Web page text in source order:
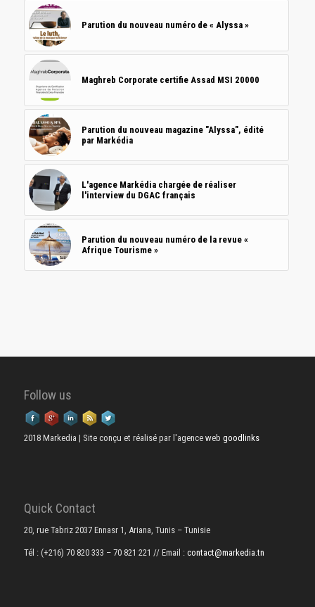
Parution du nouveau numéro de « Alyssa »
Maghreb Corporate certifie Assad MSI 20000
Parution du nouveau magazine "Alyssa", édité
par Markédia
L'agence Markédia chargée de réaliser
l'interview du DGAC français
Parution du nouveau numéro de la revue «
Afrique Tourisme »
Follow us
2018 Markedia | Site conçu et réalisé par l'agence web goodlinks
Quick Contact
20, rue Tabriz 2037 Ennasr 1, Ariana, Tunis – Tunisie
Tél : (+216) 70 820 333 – 70 821 221 // Email : contact@markedia.tn